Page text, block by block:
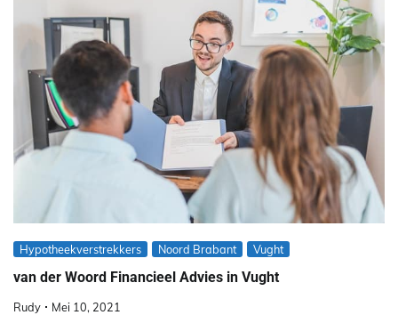
Hypotheekverstrekkers Noord Brabant Vught
van der Woord Financieel Advies in Vught
Rudy Mei 10, 2021